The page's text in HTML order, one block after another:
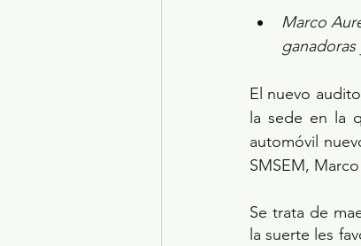
Marco
El nuevo
la sede en la
automóvil
SMSEM,
Se trata de
la suerte les